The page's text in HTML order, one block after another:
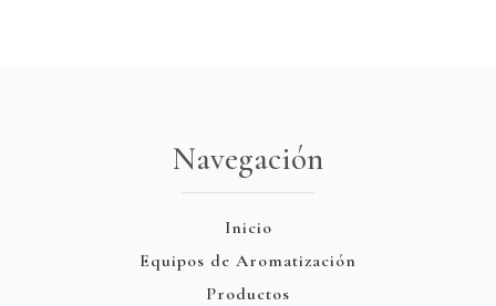
Navegación
Inicio
Equipos de Aromatización
Productos